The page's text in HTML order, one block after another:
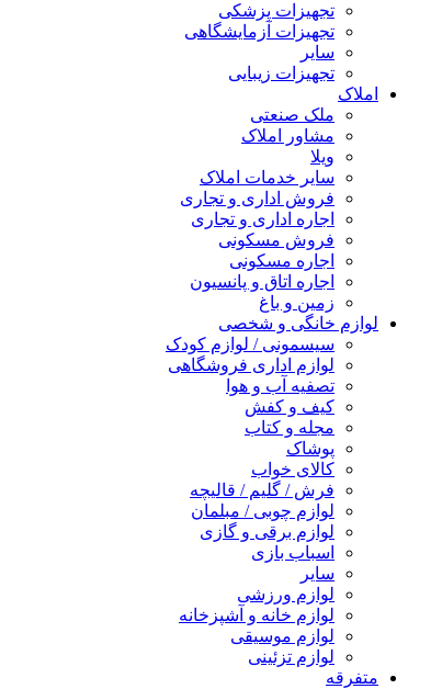
تجهیزات پزشکی
تجهیزات آزمایشگاهی
سایر
تجهیزات زیبایی
املاک
ملک صنعتی
مشاور املاک
ویلا
سایر خدمات املاک
فروش اداری و تجاری
اجاره اداری و تجاری
فروش مسکونی
اجاره مسکونی
اجاره اتاق و پانسیون
زمین و باغ
لوازم خانگی و شخصی
سیسمونی / لوازم کودک
لوازم اداری فروشگاهی
تصفیه آب و هوا
کیف و کفش
مجله و کتاب
پوشاک
کالای خواب
فرش / گلیم / قالیچه
لوازم چوبی / مبلمان
لوازم برقی و گازی
اسباب بازی
سایر
لوازم ورزشی
لوازم خانه و آشپزخانه
لوازم موسیقی
لوازم تزئینی
متفرقه